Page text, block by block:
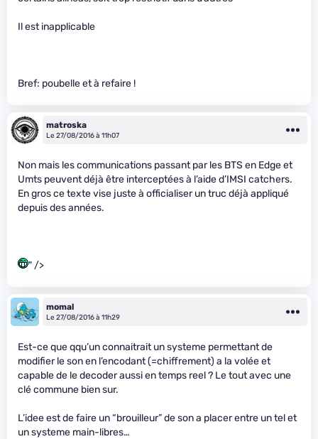
Il est inapplicable
Bref: poubelle et à refaire !
matroska
Le 27/08/2016 à 11h07
Non mais les communications passant par les BTS en Edge et
Umts peuvent déjà être interceptées à l’aide d’IMSI catchers.
En gros ce texte vise juste à officialiser un truc déjà appliqué
depuis des années.
" />
momal
Le 27/08/2016 à 11h29
Est-ce que qqu’un connaitrait un systeme permettant de
modifier le son en l’encodant (=chiffrement) a la volée et
capable de le decoder aussi en temps reel ? Le tout avec une
clé commune bien sur.
L’idee est de faire un “brouilleur” de son a placer entre un tel et
un systeme main-libres…